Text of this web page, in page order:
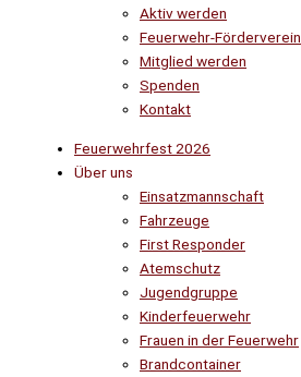
Aktiv werden
Feuerwehr-Förderverein
Mitglied werden
Spenden
Kontakt
Feuerwehrfest 2026
Über uns
Einsatzmannschaft
Fahrzeuge
First Responder
Atemschutz
Jugendgruppe
Kinderfeuerwehr
Frauen in der Feuerwehr
Brandcontainer